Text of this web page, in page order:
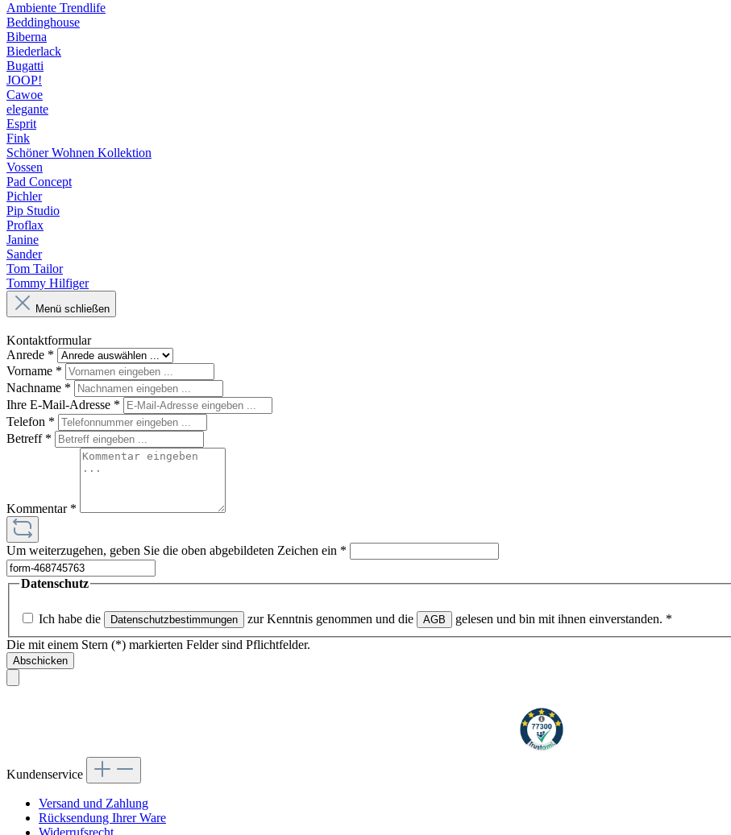
Ambiente Trendlife
Beddinghouse
Biberna
Biederlack
Bugatti
JOOP!
Cawoe
elegante
Esprit
Fink
Schöner Wohnen Kollektion
Vossen
Pad Concept
Pichler
Pip Studio
Proflax
Janine
Sander
Tom Tailor
Tommy Hilfiger
Menü schließen
Kontaktformular
Anrede *
Vorname *
Nachname *
Ihre E-Mail-Adresse *
Telefon *
Betreff *
Kommentar *
Um weiterzugehen, geben Sie die oben abgebildeten Zeichen ein *
Datenschutz
Ich habe die Datenschutzbestimmungen zur Kenntnis genommen und die AGB gelesen und bin mit ihnen einverstanden. *
Die mit einem Stern (*) markierten Felder sind Pflichtfelder.
Abschicken
Kundenservice
Versand und Zahlung
Rücksendung Ihrer Ware
Widerrufsrecht